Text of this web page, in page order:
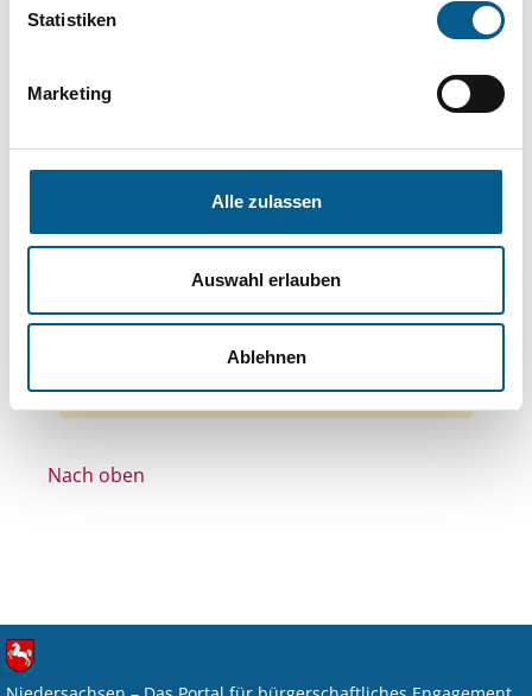
Statistiken
Marketing
Alle zulassen
Auswahl erlauben
Ablehnen
Suchen
Aktive Filter:
Themen: Kinder, Jugendliche & Familie
Themen: Natur- & Umweltschutz
Themen: Bildung und Erziehung
Themen: Seniorinnen, Senioren & Pflege
Alle Filter entfernen
Nach oben